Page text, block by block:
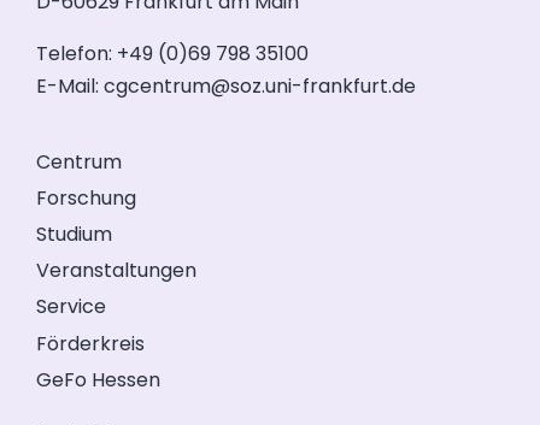
Telefon: +49 (0)69 798 35100
E-Mail: cgcentrum@soz.uni-frankfurt.de
Centrum
Forschung
Studium
Veranstaltungen
Service
Förderkreis
GeFo Hessen